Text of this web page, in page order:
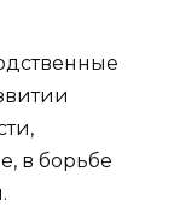
в борьбе